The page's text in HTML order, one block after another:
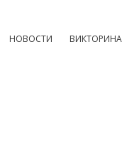
НОВОСТИ ВИКТОРИНА